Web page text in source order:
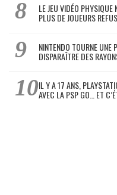
LE JEU VIDÉO
PLUS DE JOUEURS
NINTENDO TOURNE
DISPARAÎTRE DES
IL Y A 17 ANS,
AVEC LA PSP GO… ET